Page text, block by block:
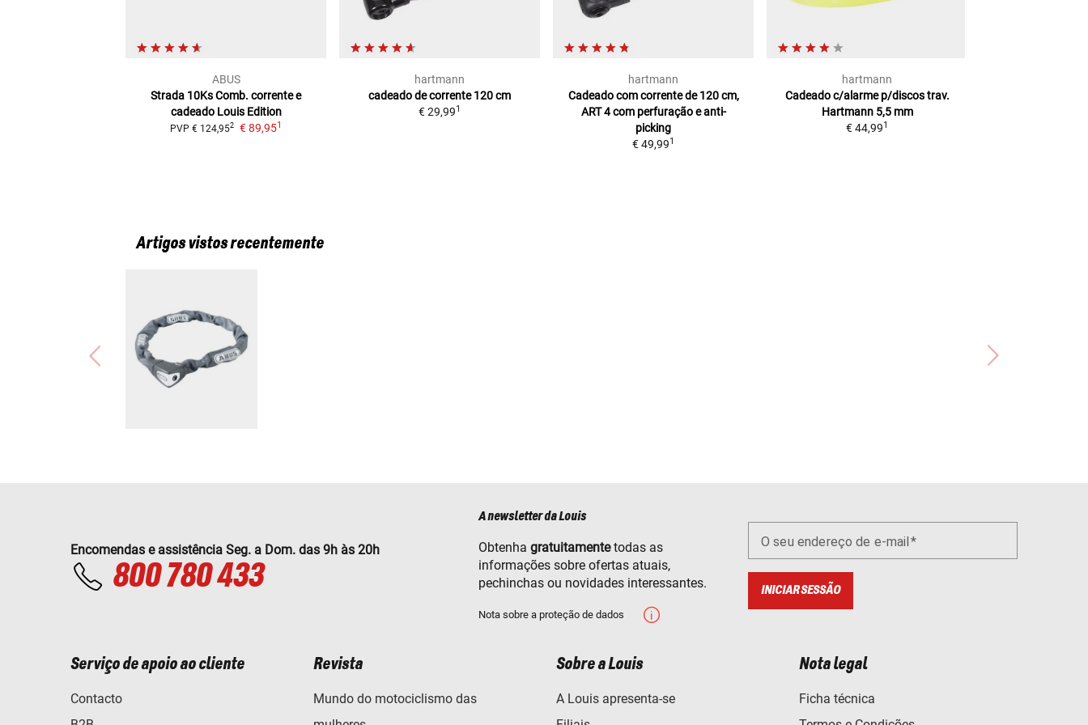
ABUS
Strada 10KsComb. corrente e
cadeado Louis Edition
PVP € 124,952 € 89,951
hartmann
cadeado de corrente 120 cm
€ 29,991
hartmann
Cadeado com corrente de 120 cm,
ART 4 com perfuração e anti-
picking
€ 49,991
hartmann
Cadeado c/alarme p/discos trav.
Hartmann 5,5 mm
€ 44,991
Artigos vistos recentemente
Encomendas e assistência Seg. a Dom. das 9h às 20h
800 780 433
A newsletter da Louis
Obtenha gratuitamentetodas as
informações sobre ofertas atuais,
pechinchas ou novidades interessantes.
Nota sobre a proteção de dados
O seu endereço de e-mail
INICIAR SESSÃO
Serviço de apoio ao cliente
Contacto
Revista
Mundo do motociclismo das
Sobre a Louis
A Louis apresenta-se
Nota legal
Ficha técnica